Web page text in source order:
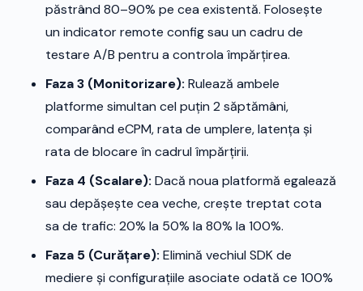
păstrând 80–90% pe cea existentă. Folosește
un indicator remote config sau un cadru de
testare A/B pentru a controla împărțirea.
Faza 3 (Monitorizare): Rulează ambele
platforme simultan cel puțin 2 săptămâni,
comparând eCPM, rata de umplere, latența și
rata de blocare în cadrul împărțirii.
Faza 4 (Scalare): Dacă noua platformă egalează
sau depășește cea veche, crește treptat cota
sa de trafic: 20% la 50% la 80% la 100%.
Faza 5 (Curățare): Elimină vechiul SDK de
mediere și configurațiile asociate odată ce 100%